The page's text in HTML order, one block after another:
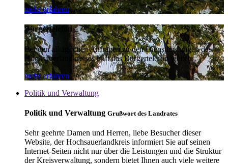
mehr erfahren
Bürgertelefon
Bei den alltäglichen Anfragen zu den Dienstleistungen des
Hochsauerlandkreises hilft das Bürgertelefon weiter.
mehr erfahren
Politik und Verwaltung
Politik und Verwaltung Grußwort des Landrates
Sehr geehrte Damen und Herren, liebe Besucher dieser
Website, der Hochsauerlandkreis informiert Sie auf seinen
Internet-Seiten nicht nur über die Leistungen und die Struktur
der Kreisverwaltung, sondern bietet Ihnen auch viele weitere